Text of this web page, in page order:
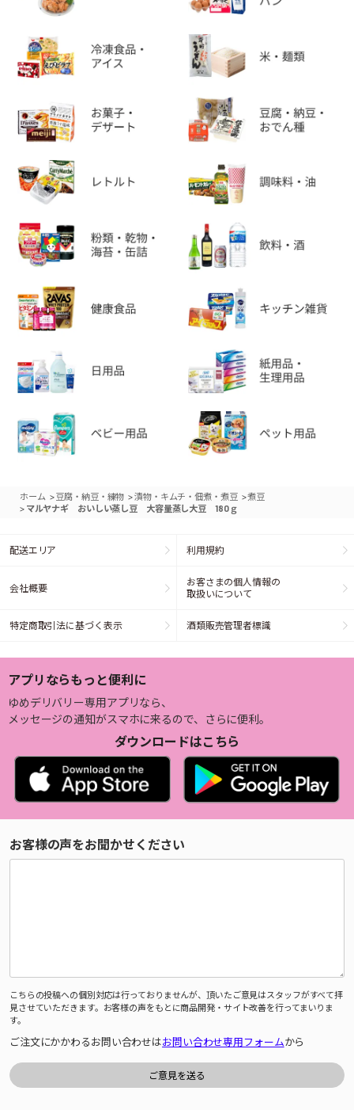
ホーム >豆腐・納豆・練物 >漬物・キムチ・佃煮・煮豆 >煮豆
> マルヤナギ おいしい蒸し豆 大容量蒸し大豆 180ｇ
配送エリア 利用規約
会社概要
お客さまの個人情報の
取扱いについて
特定商取引法に基づく表示 酒類販売管理者標識
アプリならもっと便利に
ゆめデリバリー専用アプリなら、
メッセージの通知がスマホに来るので、さらに便利。
ダウンロードはこちら
お客様の声をお聞かせください
こちらの投稿への個別対応は行っておりませんが、頂いたご意見はスタッフがすべて拝
見させていただきます。お客様の声をもとに商品開発・サイト改善を行ってまいりま
す。
ご注文にかかわるお問い合わせはお問い合わせ専用フォームから